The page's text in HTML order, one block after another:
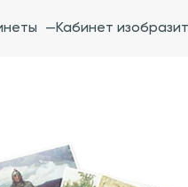
—Кабинет